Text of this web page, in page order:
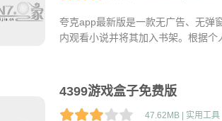
夸克app最新版是一款无广告、无弹
内观看小说并将其加入书架。根据个
4399游戏盒子免费版
47.62MB | 实用工具